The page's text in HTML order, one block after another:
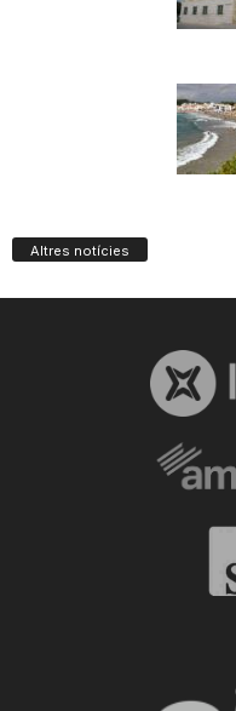
Altres notícies